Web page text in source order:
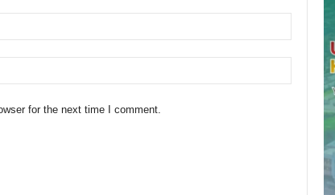
for the next time I comment.